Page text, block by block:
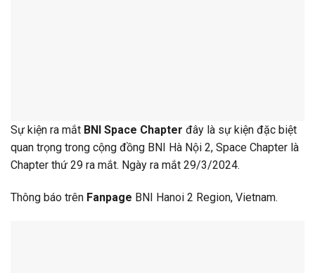
Sự kiện ra mắt BNI Space Chapter đây là sự kiện đặc biệt
quan trọng trong cộng đồng BNI Hà Nội 2, Space Chapter là
Chapter thứ 29 ra mắt. Ngày ra mắt 29/3/2024.
Thông báo trên Fanpage BNI Hanoi 2 Region, Vietnam.